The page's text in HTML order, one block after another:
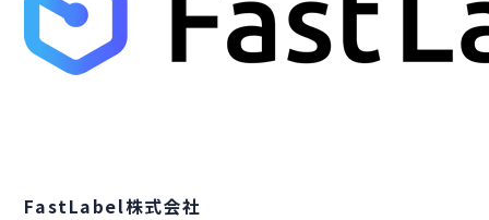
FastLabel株式会社